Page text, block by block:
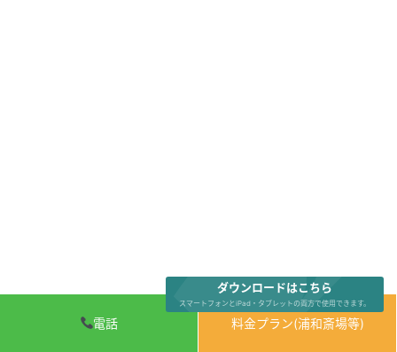
電話 料金プラン(浦和斎場等)
ダウンロードはこちら
スマートフォンとiPad・タブレットの両方で使用できます。